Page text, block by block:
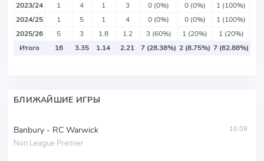
2023/24
1 4 1 3 0 (0%) 0 (0%)
1 (100%)
2024/25
1 5 1 4 0 (0%) 0 (0%)
1 (100%)
2025/26
5 3 1.8 1.2 3 (60%) 1 (20%)
1 (20%)
Итого
16 3.35 1.14 2.21 7 (28.38%) 2 (8.75%) 7 (62.88%)
БЛИЖАЙШИЕ ИГРЫ
Banbury - RC Warwick
Non League Premier
10.08